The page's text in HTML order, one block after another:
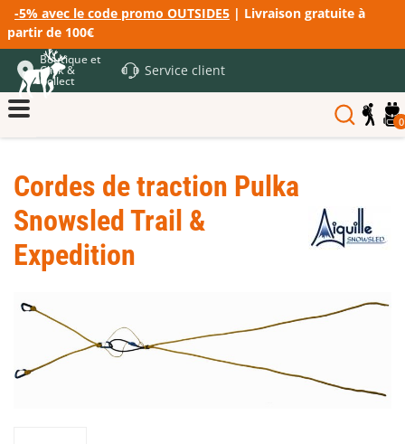
-5% avec le code promo OUTSIDE5 | Livraison gratuite à
partir de 100€
Boutique et
Click &
Collect
Service client
0
Cordes de traction Pulka
Snowsled Trail &
Expedition